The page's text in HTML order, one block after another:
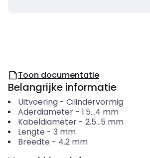
Toon documentatie
Belangrijke informatie
Uitvoering- Cilindervormig
Aderdiameter- 1.5...4 mm
Kabeldiameter- 2.5...5 mm
Lengte - 3 mm
Breedte - 4.2 mm